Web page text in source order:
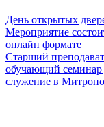
День открытых
Мероприятие
онлайн формате
Старший
обучающий семинар
служение в